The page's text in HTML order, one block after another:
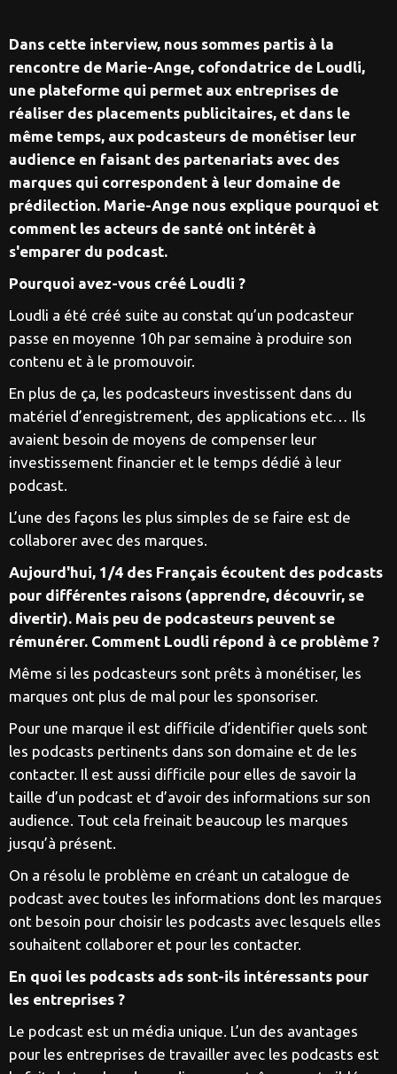
Dans cette interview, nous sommes partis à la
rencontre de Marie-Ange, cofondatrice de Loudli,
une plateforme qui permet aux entreprises de
réaliser des placements publicitaires, et dans le
même temps, aux podcasteurs de monétiser leur
audience en faisant des partenariats avec des
marques qui correspondent à leur domaine de
prédilection. Marie-Ange nous explique pourquoi et
comment les acteurs de santé ont intérêt à
s'emparer du podcast.
Pourquoi avez-vous créé Loudli ?
Loudli a été créé suite au constat qu’un podcasteur
passe en moyenne 10h par semaine à produire son
contenu et à le promouvoir.
En plus de ça, les podcasteurs investissent dans du
matériel d’enregistrement, des applications etc… Ils
avaient besoin de moyens de compenser leur
investissement financier et le temps dédié à leur
podcast.
L’une des façons les plus simples de se faire est de
collaborer avec des marques.
Aujourd'hui, 1/4 des Français écoutent des podcasts
pour différentes raisons (apprendre, découvrir, se
divertir). Mais peu de podcasteurs peuvent se
rémunérer. Comment Loudli répond à ce problème ?
Même si les podcasteurs sont prêts à monétiser, les
marques ont plus de mal pour les sponsoriser.
Pour une marque il est difficile d’identifier quels sont
les podcasts pertinents dans son domaine et de les
contacter. Il est aussi difficile pour elles de savoir la
taille d’un podcast et d’avoir des informations sur son
audience. Tout cela freinait beaucoup les marques
jusqu’à présent.
On a résolu le problème en créant un catalogue de
podcast avec toutes les informations dont les marques
ont besoin pour choisir les podcasts avec lesquels elles
souhaitent collaborer et pour les contacter.
En quoi les podcasts ads sont-ils intéressants pour
les entreprises ?
Le podcast est un média unique. L’un des avantages
pour les entreprises de travailler avec les podcasts est